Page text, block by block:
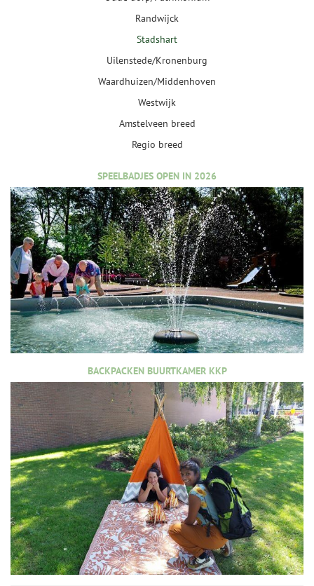
Randwijck
Stadshart
Uilenstede/Kronenburg
Waardhuizen/Middenhoven
Westwijk
Amstelveen breed
Regio breed
SPEELBADJES OPEN IN 2026
BACKPACKEN BUURTKAMER KKP